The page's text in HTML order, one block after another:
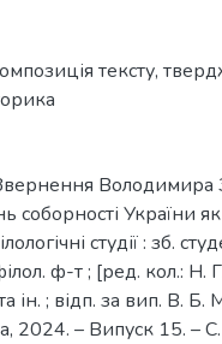
тексту,
Володимира
соборності України
студії : зб.
ф-т ; [ред. кол.:
; відп. за вип. В. Б.
2024. – Випуск 15. –